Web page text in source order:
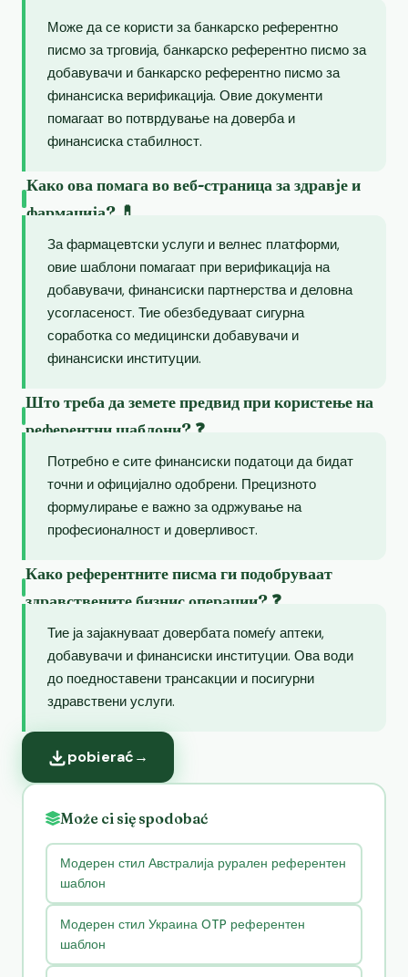
Може да се користи за банкарско референтно
писмо за трговија, банкарско референтно писмо за
добавувачи и банкарско референтно писмо за
финансиска верификација. Овие документи
помагаат во потврдување на доверба и
финансиска стабилност.
Како ова помага во веб-страница за здравје и
фармација? 💊
За фармацевтски услуги и велнес платформи,
овие шаблони помагаат при верификација на
добавувачи, финансиски партнерства и деловна
усогласеност. Тие обезбедуваат сигурна
соработка со медицински добавувачи и
финансиски институции.
Што треба да земете предвид при користење на
референтни шаблони? ❓
Потребно е сите финансиски податоци да бидат
точни и официјално одобрени. Прецизното
формулирање е важно за одржување на
професионалност и доверливост.
Како референтните писма ги подобруваат
здравствените бизнис операции? ❓
Тие ја зајакнуваат довербата помеѓу аптеки,
добавувачи и финансиски институции. Ова води
до поедноставени трансакции и посигурни
здравствени услуги.
pobierać→
Może ci się spodobać
Модерен стил Австралија рурален референтен
шаблон
Модерен стил Украина OTP референтен
шаблон